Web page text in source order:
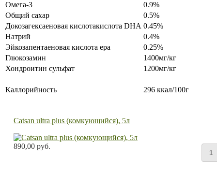
Омега-3
0.9%
Общий сахар
0.5%
Докозагексаеновая кислотакислота DHA 0.45%
Натрий
0.4%
Эйкозапентаеновая кислота epa
0.25%
Глюкозамин
1400мг/кг
Хондроитин сульфат
1200мг/кг
Каллорийность 296 ккал/100г
Catsan ultra plus (комкующийся), 5л
890,00 руб.